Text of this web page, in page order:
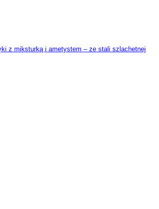
z miksturką i ametystem – ze stali szlachetnej